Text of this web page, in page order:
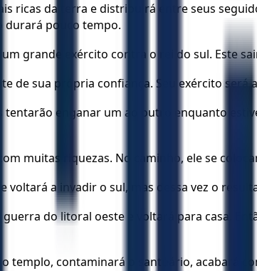
ricas da terra e distribuirá entre seus
durará pouco tempo.
um grande exército contra o rei do sul. Este
de sua própria confiança. Seu exército
tentarão enganar um ao outro enquanto
muitas riquezas. No caminho, ele se
voltará a invadir o sul, mas dessa vez o
guerra do litoral oeste e voltará para casa.
templo, contaminará o santuário, acabará